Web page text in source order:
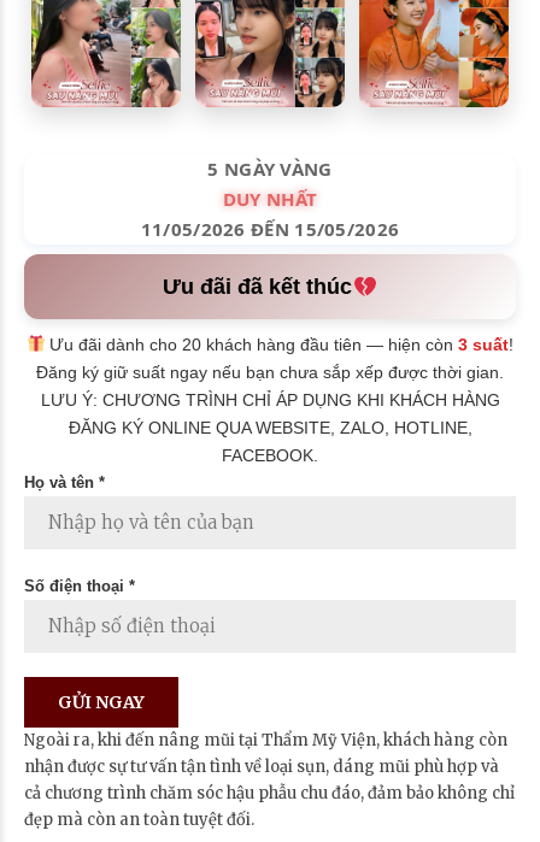
5 NGÀY VÀNG
DUY NHẤT
11/05/2026 ĐẾN 15/05/2026
Ưu đãi đã kết thúc
Ưu đãi dành cho 20 khách hàng đầu tiên — hiện còn3 suất!
Đăng ký giữ suất ngay nếu bạn chưa sắp xếp được thời gian.
LƯU Ý: CHƯƠNG TRÌNH CHỈ ÁP DỤNG KHI KHÁCH HÀNG
ĐĂNG KÝ ONLINE QUA WEBSITE, ZALO, HOTLINE,
FACEBOOK.
Họ và tên *
Số điện thoại *
Ngoài ra, khi đến nâng mũi tại Thẩm Mỹ Viện, khách hàng còn
nhận được sự tư vấn tận tình về loại sụn, dáng mũi phù hợp và
cả chương trình chăm sóc hậu phẫu chu đáo, đảm bảo không chỉ
đẹp mà còn an toàn tuyệt đối.